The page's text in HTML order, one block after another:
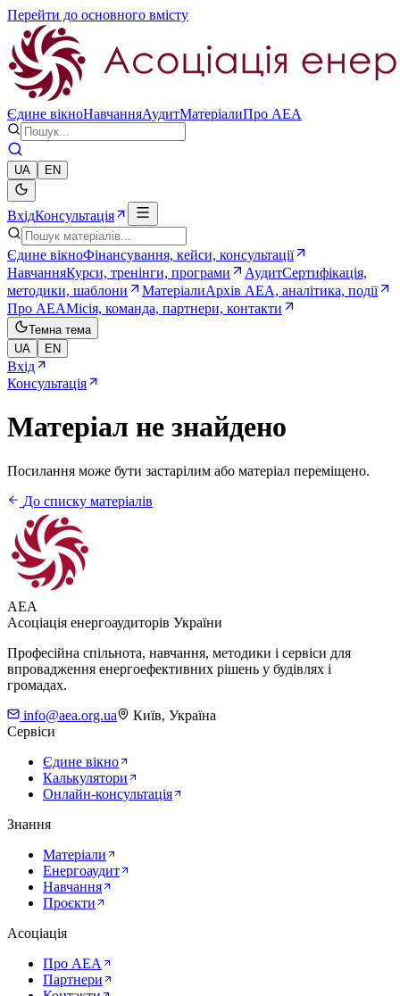
Перейти до основного вмісту
Єдине вікноНавчанняАудитМатеріалиПро AEA
UA EN
ВхідКонсультація
Єдине вікноФінансування, кейси, консультації
НавчанняКурси, тренінги, програми АудитСертифікація,
методики, шаблони
МатеріалиАрхів AEA, аналітика, події
Про AEAМісія, команда, партнери, контакти
Темна тема
UA
EN
Вхід
Консультація
Матеріал не знайдено
Посилання може бути застарілим або матеріал переміщено.
До списку матеріалів
AEA
Асоціація енергоаудиторів України
Професійна спільнота, навчання, методики і сервіси для
впровадження енергоефективних рішень у будівлях і
громадах.
info@aea.org.ua
Київ, Україна
Сервіси
Єдине вікно
Калькулятори
Онлайн-консультація
Знання
Матеріали
Енергоаудит
Навчання
Проєкти
Асоціація
Про AEA
Партнери